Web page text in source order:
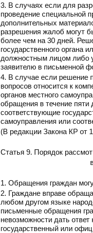
3. В случаях если для
проведение специальной
дополнительных
разрешения жалоб могут
более чем на 30 дней.
государственного органа
должностным лицом либо
заявителю в письменной
4. В случае если решение
вопросов относится к
органов местного
обращения в течение пяти
соответствующие
самоуправления или
(В редакции Закона КР от
Статья 9. Порядок
1. Обращения граждан
2. Граждане вправе
любом другом языке
письменные обращения
невозможности дать
государственный или